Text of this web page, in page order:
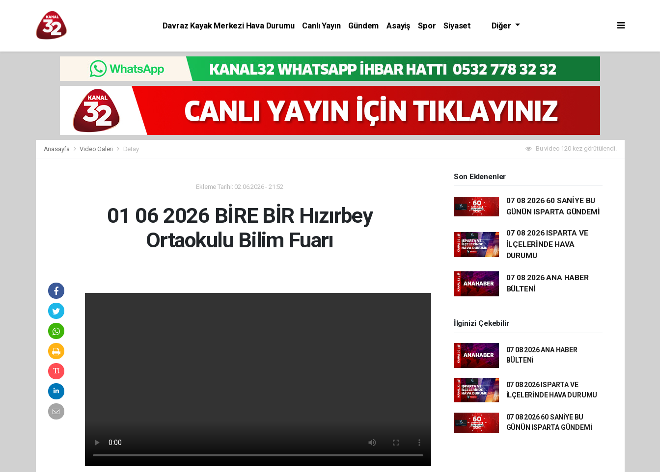
Davraz Kayak Merkezi Hava Durumu Canlı Yayın Gündem Asayiş Spor
Siyaset
Diğer
Anasayfa Video Galeri Detay Bu video 120 kez görütülendi.
Ekleme Tarihi: 02.06.2026 - 21:52
01 06 2026 BİRE BİR Hızırbey
Ortaokulu Bilim Fuarı
Son Eklenenler
07 08 2026 60 SANİYE BU
GÜNÜN ISPARTA GÜNDEMİ
07 08 2026 ISPARTA VE
İLÇELERİNDE HAVA
DURUMU
07 08 2026 ANA HABER
BÜLTENİ
İlginizi Çekebilir
07 08 2026 ANA HABER
BÜLTENİ
07 08 2026 ISPARTA VE
İLÇELERİNDE HAVA DURUMU
07 08 2026 60 SANİYE BU
GÜNÜN ISPARTA GÜNDEMİ